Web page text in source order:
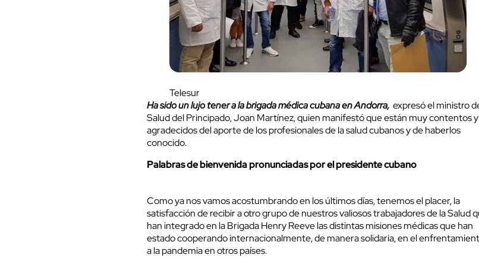
Telesur
Ha sido un lujo tener a la brigada médica cubana en Andorra, expresó el ministro
Salud del Principado, Joan Martínez, quien manifestó que están muy contentos y
agradecidos del aporte de los profesionales de la salud cubanos y de haberlos
conocido.
Palabras de bienvenida pronunciadas por el presidente cubano
Como ya nos vamos acostumbrando en los últimos días, tenemos el placer, la
satisfacción de recibir a otro grupo de nuestros valiosos trabajadores de la Salud
han integrado en la Brigada Henry Reeve las distintas misiones médicas que han
estado cooperando internacionalmente, de manera solidaria, en el
a la pandemia en otros países.